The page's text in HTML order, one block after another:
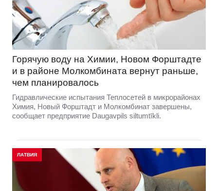
Горячую воду на Химии, Новом Форштадте
и в районе Молкомбината вернут раньше,
чем планировалось
Гидравлические испытания Теплосетей в микрорайонах
Химия, Новый Форштадт и Молкомбинат завершены,
сообщает предприятие Daugavpils siltumtīkli.
ЛАТВИЯ